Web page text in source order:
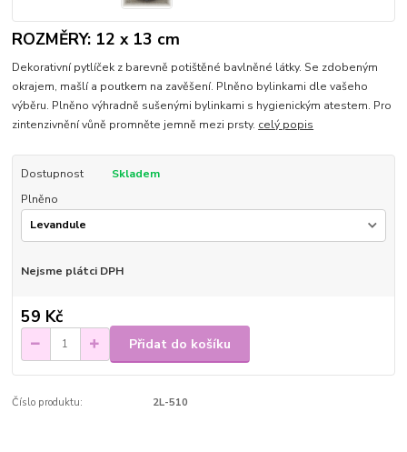
ROZMĚRY: 12 x 13 cm
Dekorativní pytlíček z barevně potištěné bavlněné látky. Se zdobeným
okrajem, mašlí a poutkem na zavěšení. Plněno bylinkami dle vašeho
výběru. Plněno výhradně sušenými bylinkami s hygienickým atestem. Pro
zintenzivnění vůně promněte jemně mezi prsty. celý popis
Dostupnost
Skladem
Plněno
Nejsme plátci DPH
59 Kč
Přidat do košíku
Číslo produktu: 2L-510